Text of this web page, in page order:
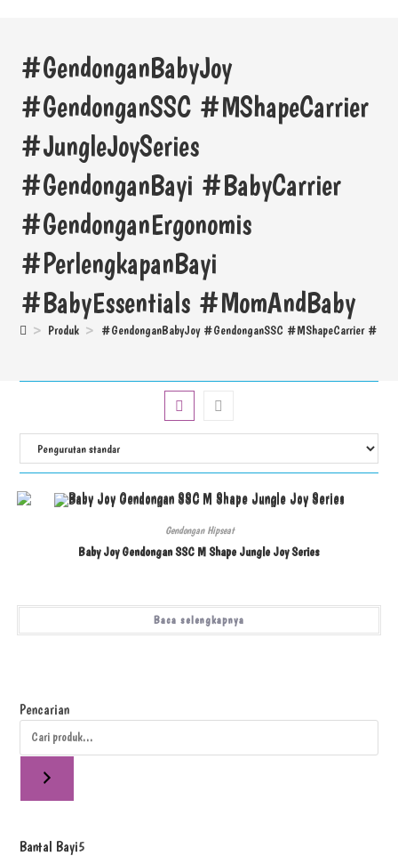
#GendonganBabyJoy
#GendonganSSC #MShapeCarrier
#JungleJoySeries
#GendonganBayi #BabyCarrier
#GendonganErgonomis
#PerlengkapanBayi
#BabyEssentials #MomAndBaby
> Produk > #GendonganBabyJoy #GendonganSSC #MShapeCarrier
Gendongan Hipseat
Baby Joy Gendongan SSC M Shape Jungle Joy Series
Baca selengkapnya
Pencarian
Bantal Bayi5